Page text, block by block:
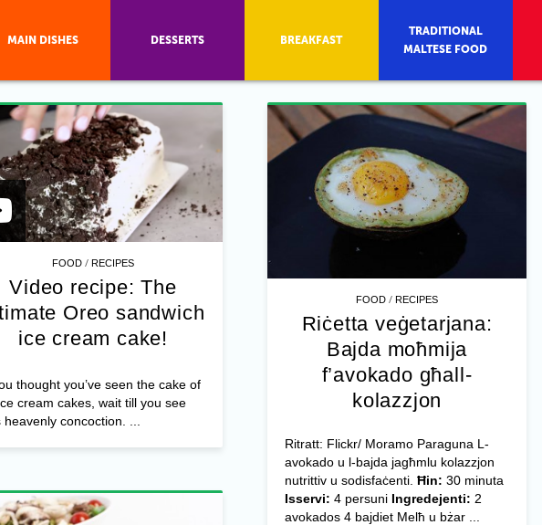
FOOD /RECIPES
Video recipe: The
Oreo sandwich
ice cream cake!
thought you’ve seen the cake of
cream cakes, wait till you see
heavenly concoction. ...
FOOD /RECIPES
Riċetta veġetarjana:
Bajda moħmija
f’avokado għall-
kolazzjon
Ritratt: Flickr/ Moramo Paraguna L-
avokado u l-bajda jagħmlu kolazzjon
nutrittiv u sodisfaċenti. Ħin: 30 minuta
Isservi: 4 persuni Ingredejenti: 2
avokados 4 bajdiet Melħ u bżar ...
MAIN DISHES DESSERTS BREAKFAST
TRADITIONAL
MALTESE FOOD